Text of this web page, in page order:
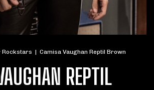
Rockstars | Camisa Vaughan Reptil Brown
REPTIL